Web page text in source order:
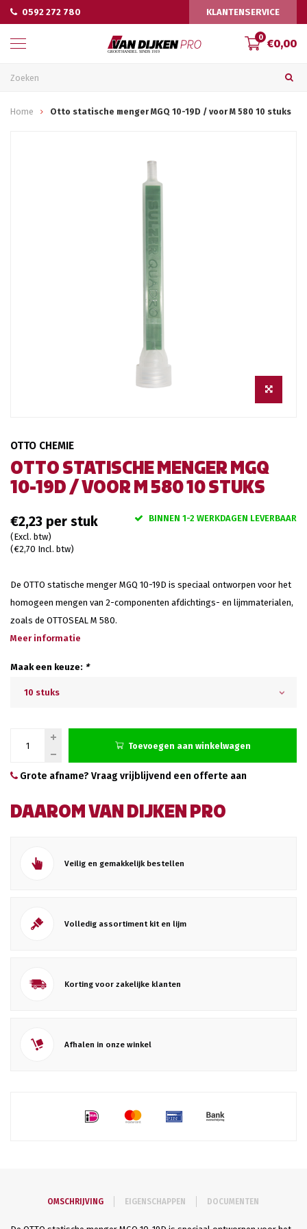
0592 272 780 KLANTENSERVICE
0 €0,00
Home Otto statische menger MGQ 10-19D / voor M 580 10 stuks
OTTO STATISCHE MENGER MGQ
10-19D / VOOR M 580 10 STUKS
OTTO CHEMIE
€2,23
(Excl. btw)
(€2,70 Incl. btw)
BINNEN 1-2 WERKDAGEN LEVERBAAR
De OTTO statische menger MGQ 10-19D is speciaal ontworpen voor het
homogeen mengen van 2-componenten afdichtings- en lijmmaterialen,
zoals de OTTOSEAL M 580.
Meer informatie
Maak een keuze: *
10 stuks
Toevoegen aan winkelwagen
Grote afname? Vraag vrijblijvend een offerte aan
DAAROM VAN DIJKEN PRO
Veilig en gemakkelijk bestellen
Volledig assortiment kit en lijm
Korting voor zakelijke klanten
Afhalen in onze winkel
OMSCHRIJVING EIGENSCHAPPEN DOCUMENTEN